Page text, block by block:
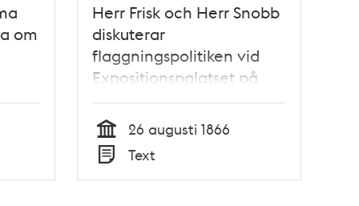
om
Herr Frisk och Herr Snobb
diskuterar
flaggningspolitiken vid
Expositionspalatset på
Stockholmsutställningen
1866. Satirisk dialog i
Söndags-Nisse –
Illustreradt Veckoblad för
Skämt, Humor och Satir,
Tid
26 augusti 1866
Typ
Text